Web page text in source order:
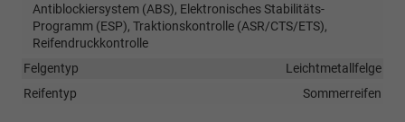
Antiblockiersystem (ABS), Elektronisches Stabilitäts-
Programm (ESP), Traktionskontrolle (ASR/CTS/ETS),
Reifendruckkontrolle
Felgentyp
Leichtmetallfelge
Reifentyp
Sommerreifen